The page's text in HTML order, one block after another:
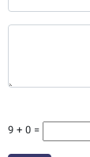
9 + 0 =